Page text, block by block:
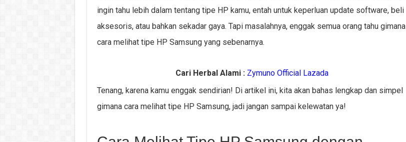
ingin tahu lebih dalam tentang tipe HP kamu, entah untuk keperluan update software, beli
aksesoris, atau bahkan sekadar gaya. Tapi masalahnya, enggak semua orang tahu gimana
cara melihat tipe HP Samsung yang sebenarnya.
Cari Herbal Alami : Zymuno Official Lazada
Tenang, karena kamu enggak sendirian! Di artikel ini, kita akan bahas lengkap dan simpel
gimana cara melihat tipe HP Samsung, jadi jangan sampai kelewatan ya!